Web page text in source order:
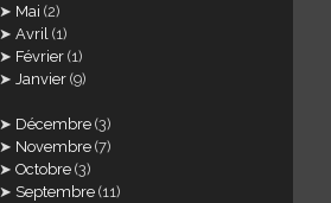
Mai (2)
Avril (1)
Février (1)
Janvier (9)
Décembre (3)
Novembre (7)
Octobre (3)
Septembre (11)